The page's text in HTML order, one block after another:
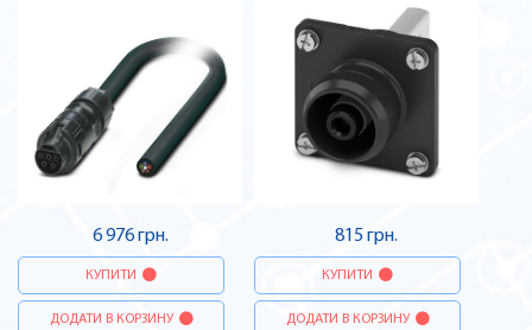
6 976 грн.
КУПИТИ
ДОДАТИ В КОРЗИНУ
815 грн.
КУПИТИ
ДОДАТИ В КОРЗИНУ